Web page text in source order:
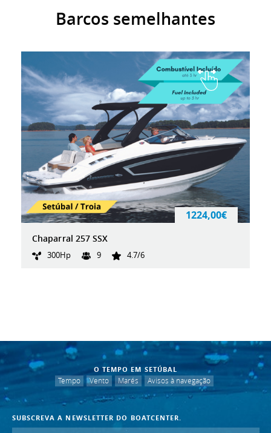
Barcos semelhantes
Chaparral 257 SSX
300Hp 9 4.7/6
1224,00€
O TEMPO EM SETÚBAL
Tempo
Vento Marés Avisos à navegação
SUBSCREVA A NEWSLETTER DO BOATCENTER.